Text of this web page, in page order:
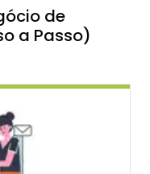
de
a Passo)